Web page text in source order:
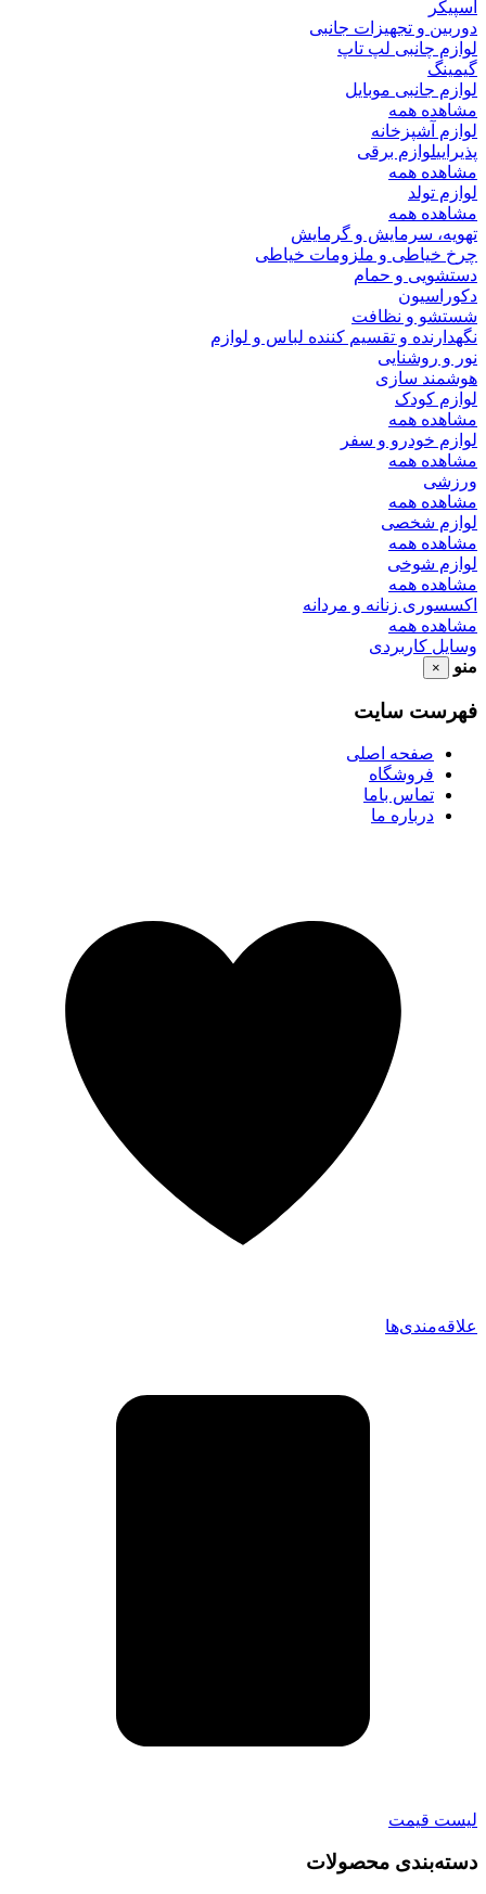
اسپیکر
دوربین و تجهیزات جانبی
لوازم چانبی لپ تاپ
گیمینگ
لوازم جانبی موبایل
مشاهده همه
لوازم آشپزخانه
پذیراییلوازم برقی
مشاهده همه
لوازم تولد
مشاهده همه
تهویه، سرمایش و گرمایش
چرخ خیاطی و ملزومات خیاطی
دستشویی و حمام
دکوراسیون
شستشو و نظافت
نگهدارنده و تقسیم کننده لباس و لوازم
نور و روشنایی
هوشمند سازی
لوازم کودک
مشاهده همه
لوازم خودرو و سفر
مشاهده همه
ورزشی
مشاهده همه
لوازم شخصی
مشاهده همه
لوازم شوخی
مشاهده همه
اکسسوری زنانه و مردانه
مشاهده همه
وسایل کاربردی
منو
×
فهرست سایت
صفحه اصلی
فروشگاه
تماس باما
درباره ما
علاقه‌مندی‌ها
لیست قیمت
دسته‌بندی محصولات